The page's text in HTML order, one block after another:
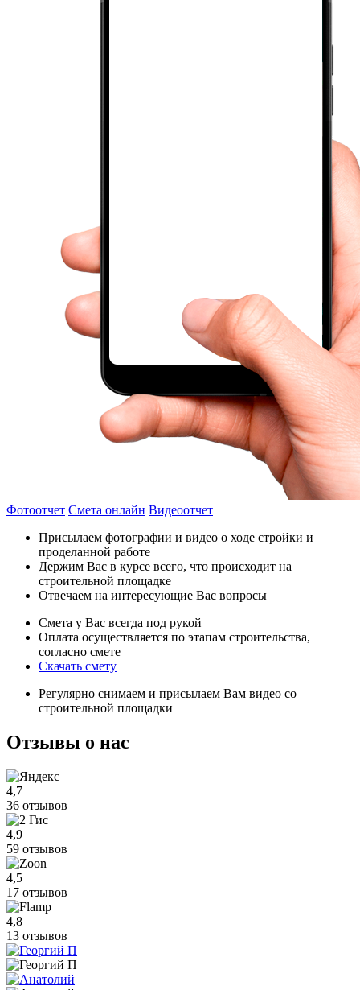
Фотоотчет Смета онлайн Видеоотчет
Присылаем фотографии и видео о ходе стройки и
проделанной работе
Держим Вас в курсе всего, что происходит на
строительной площадке
Отвечаем на интересующие Вас вопросы
Смета у Вас всегда под рукой
Оплата осуществляется по этапам строительства,
согласно смете
Скачать смету
Регулярно снимаем и присылаем Вам видео со
строительной площадки
Отзывы о нас
4,7
36 отзывов
4,9
59 отзывов
4,5
17 отзывов
4,8
13 отзывов